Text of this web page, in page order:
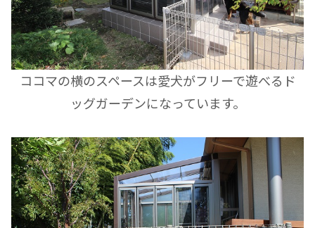
ココマの横のスペースは愛犬がフリーで遊べるド
ッグガーデンになっています。